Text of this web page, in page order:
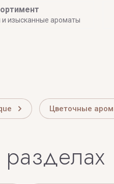
изысканные ароматы
Цветочные
разделах